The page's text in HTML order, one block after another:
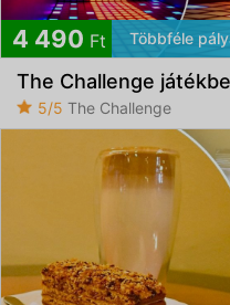
4 490 Ft Többféle
The Challenge
5/5 The Challenge